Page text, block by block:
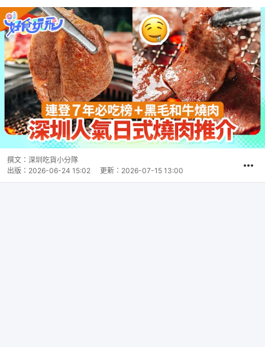
撰文： 深圳吃貨小分隊
出版： 2026-06-24 15:02 更新： 2026-07-15 13:00